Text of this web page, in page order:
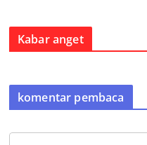
Kabar anget
komentar pembaca